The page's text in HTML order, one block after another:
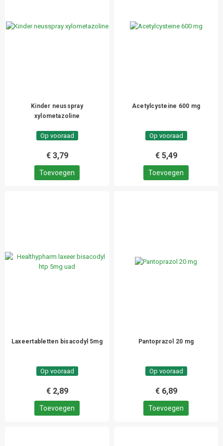
Kinder neusspray
xylometazoline
Op vooraad
€ 3,79
Toevoegen
Acetylcysteine 600 mg
Op vooraad
€ 5,49
Toevoegen
Laxeertabletten bisacodyl 5mg
Op vooraad
€ 2,89
Toevoegen
Pantoprazol 20 mg
Op vooraad
€ 6,89
Toevoegen